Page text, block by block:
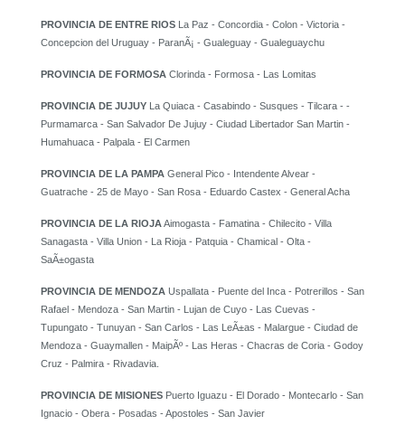
PROVINCIA DE ENTRE RIOS La Paz - Concordia - Colon - Victoria -
Concepcion del Uruguay - ParanÃ¡ - Gualeguay - Gualeguaychu
PROVINCIA DE FORMOSA Clorinda - Formosa - Las Lomitas
PROVINCIA DE JUJUY La Quiaca - Casabindo - Susques - Tilcara - -
Purmamarca - San Salvador De Jujuy - Ciudad Libertador San Martin -
Humahuaca - Palpala - El Carmen
PROVINCIA DE LA PAMPA General Pico - Intendente Alvear -
Guatrache - 25 de Mayo - San Rosa - Eduardo Castex - General Acha
PROVINCIA DE LA RIOJAAimogasta - Famatina - Chilecito - Villa
Sanagasta - Villa Union - La Rioja - Patquia - Chamical - Olta -
SaÃ±ogasta
PROVINCIA DE MENDOZA Uspallata - Puente del Inca - Potrerillos - San
Rafael - Mendoza - San Martin - Lujan de Cuyo - Las Cuevas -
Tupungato - Tunuyan - San Carlos - Las LeÃ±as - Malargue - Ciudad de
Mendoza - Guaymallen - MaipÃº - Las Heras - Chacras de Coria - Godoy
Cruz - Palmira - Rivadavia.
PROVINCIA DE MISIONES Puerto Iguazu - El Dorado - Montecarlo - San
Ignacio - Obera - Posadas - Apostoles - San Javier